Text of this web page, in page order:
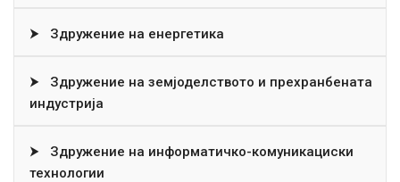
⮞ Здружение на енергетика
⮞
Здружение на земјоделството и прехранбената
индустрија
⮞
Здружение на информатичко-комуникациски
технологии